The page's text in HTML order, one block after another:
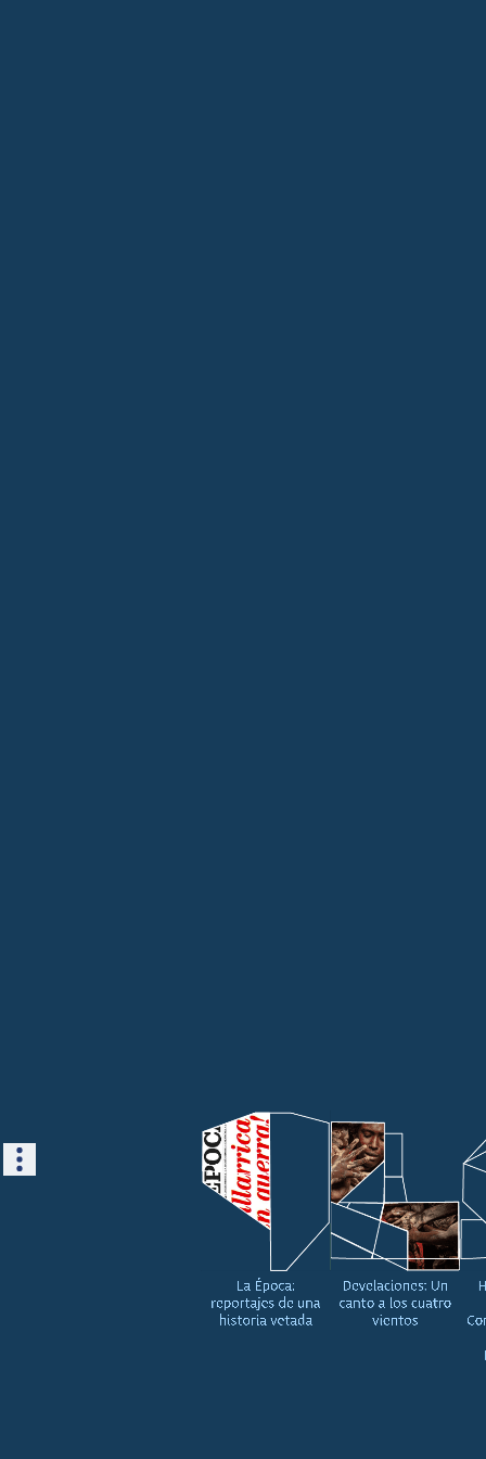
La Época:
reportajes de una
historia vetada
Develaciones: Un
canto a los cuatro
vientos